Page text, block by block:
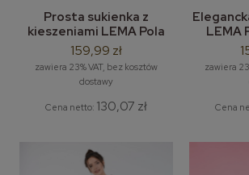
Prosta sukienka z
kieszeniami LEMA Pola
rozm. M-3XL
159,99 zł
zawiera 23% VAT, bez kosztów
dostawy
Cena netto: 130,07 zł
LEMA
zawiera
Cena